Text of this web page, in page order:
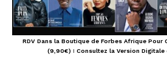
RDV Dans la Boutique de Forbes Afrique Pour
(9,90€) I Consultez la Version Digitale